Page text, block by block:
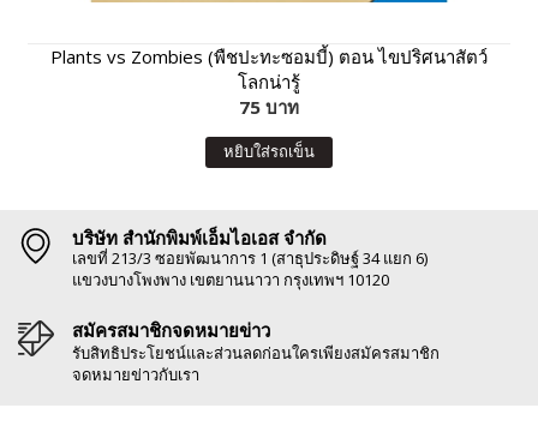
Plants vs Zombies (พืชปะทะซอมบี้) ตอน ไขปริศนาสัตว์
โลกน่ารู้
75 บาท
หยิบใส่รถเข็น
บริษัท สำนักพิมพ์เอ็มไอเอส จำกัด
เลขที่ 213/3 ซอยพัฒนาการ 1 (สาธุประดิษฐ์ 34 แยก 6)
แขวงบางโพงพาง เขตยานนาวา กรุงเทพฯ 10120
สมัครสมาชิกจดหมายข่าว
รับสิทธิประโยชน์และส่วนลดก่อนใครเพียงสมัครสมาชิก
จดหมายข่าวกับเรา